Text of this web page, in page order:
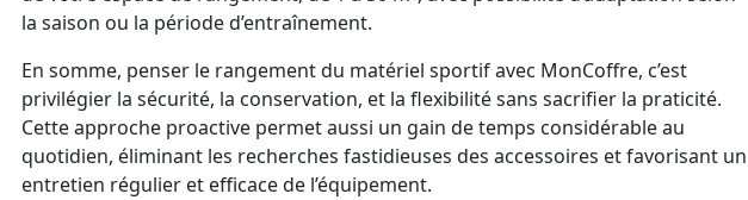
la saison ou la période d’entraînement.
En somme, penser le rangement du matériel sportif avec MonCoffre, c’est
privilégier la sécurité, la conservation, et la flexibilité sans sacrifier la praticité.
Cette approche proactive permet aussi un gain de temps considérable au
quotidien, éliminant les recherches fastidieuses des accessoires et favorisant un
entretien régulier et efficace de l’équipement.